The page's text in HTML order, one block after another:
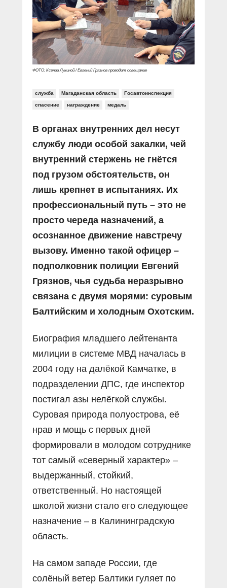
Социальные ролики
Документальные фильмы
Прямой разговор
В знании сила
Специальный репортаж
КиберПОСТОВОЙ
Газета «Щит и меч»
Журнал «Полиция России»
О ПОРТАЛЕ
Контакты
Вакансии
ФОТО: Ксении Лукиной / Евгений Грязнов проводит совещание
служба Магаданская область Госавтоинспекция
спасение награждение медаль
В органах внутренних дел несут
службу люди особой закалки, чей
внутренний стержень не гнётся
под грузом обстоятельств, он
лишь крепнет в испытаниях. Их
профессиональный путь – это не
просто череда назначений, а
осознанное движение навстречу
вызову. Именно такой офицер –
подполковник полиции Евгений
Грязнов, чья судьба неразрывно
связана с двумя морями: суровым
Балтийским и холодным Охотским.
Биография младшего лейтенанта
милиции в системе МВД началась в
2004 году на далёкой Камчатке, в
подразделении ДПС, где инспектор
постигал азы нелёгкой службы.
Суровая природа полуострова, её
нрав и мощь с первых дней
формировали в молодом сотруднике
тот самый «северный характер» –
выдержанный, стойкий,
ответственный. Но настоящей
школой жизни стало его следующее
назначение – в Калининградскую
область.
На самом западе России, где
солёный ветер Балтики гуляет по